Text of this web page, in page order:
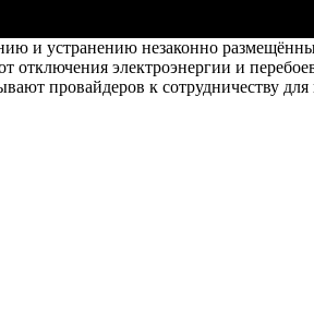
и устранению незаконно
электроэнергии и
провайдеров к сотрудничеству